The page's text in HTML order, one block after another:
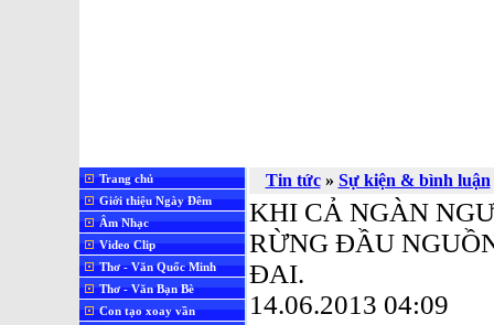
Trang chủ
Giới thiệu Ngày Đêm
Âm Nhạc
Video Clip
Thơ - Văn Quốc Minh
Thơ - Văn Bạn Bè
Con tạo xoay vần
Tin tức» Sự kiện & bình luận
KHI CẢ NGÀN
RỪNG ĐẦU
ĐAI.
14.06.2013 04:09